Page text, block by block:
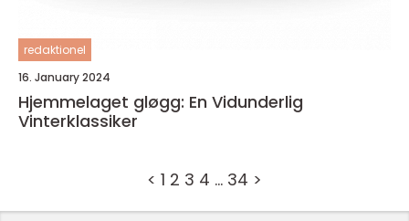
redaktionel
16. January 2024
Hjemmelaget gløgg: En Vidunderlig
Vinterklassiker
< 1 2 3 4 … 34 >